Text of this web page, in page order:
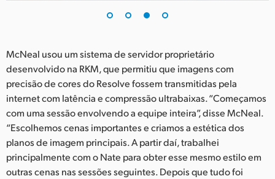
McNeal usou um sistema de servidor proprietário
desenvolvido na RKM, que permitiu que imagens com
precisão de cores do Resolve fossem transmitidas pela
internet com latência e compressão ultrabaixas. “Começamos
com uma sessão envolvendo a equipe inteira”, disse McNeal.
“Escolhemos cenas importantes e criamos a estética dos
planos de imagem principais. A partir daí, trabalhei
principalmente com o Nate para obter esse mesmo estilo em
outras cenas nas sessões seguintes. Depois que tudo foi